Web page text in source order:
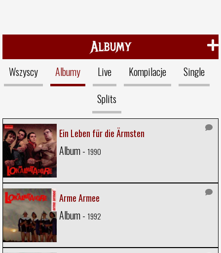
Albumy
Wszyscy Albumy Live Kompilacje
Single
Splits
Ein Leben für die Ärmsten
Album - 1990
Arme Armee
Album - 1992